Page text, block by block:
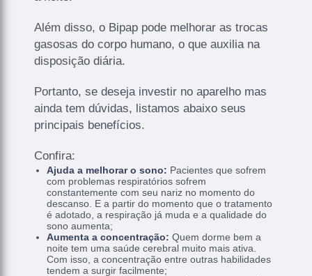
Além disso, o Bipap pode melhorar as trocas
gasosas do corpo humano, o que auxilia na
disposição diária.
Portanto, se deseja investir no aparelho mas
ainda tem dúvidas, listamos abaixo seus
principais benefícios.
Confira:
Ajuda a melhorar o sono: Pacientes que sofrem
com problemas respiratórios sofrem
constantemente com seu nariz no momento do
descanso. E a partir do momento que o tratamento
é adotado, a respiração já muda e a qualidade do
sono aumenta;
Aumenta a concentração: Quem dorme bem a
noite tem uma saúde cerebral muito mais ativa.
Com isso, a concentração entre outras habilidades
tendem a surgir facilmente;